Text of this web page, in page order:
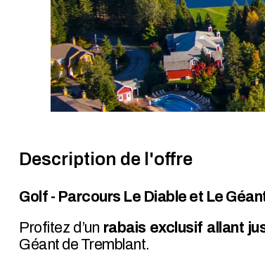
Description de l'offre
Golf - Parcours Le Diable et Le
Profitez d’un rabais exclusif allant
Géant de Tremblant.